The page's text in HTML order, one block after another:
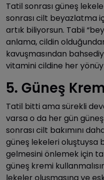
Tatil sonrası güneş
sonrası cilt beyazlatma
artık biliyorsun. Tabii
anlama, cildin
kavuşmasından
vitamini cildine her
5. Güneş
Tatil bitti ama sürekli
varsa o da her gün
sonrası cilt bakımını
güneş lekeleri oluştuysa
gelmesini önlemek için
güneş kremi